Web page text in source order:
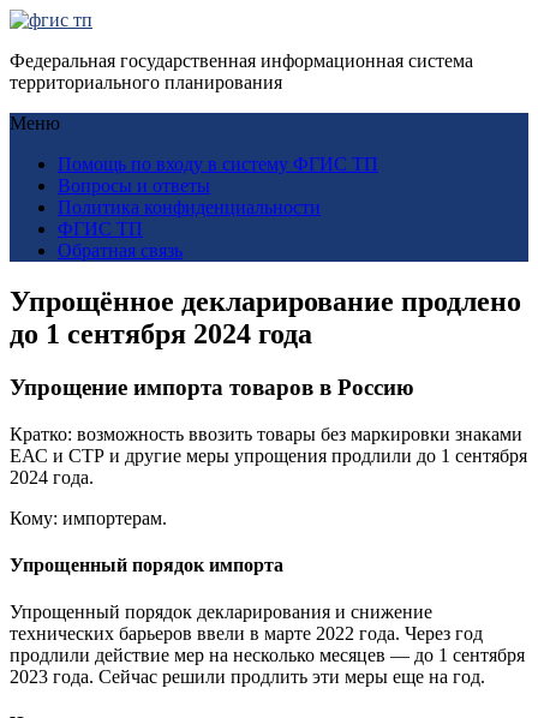
Федеральная государственная информационная система
территориального планирования
Меню
Помощь по входу в систему ФГИС ТП
Вопросы и ответы
Политика конфиденциальности
ФГИС ТП
Обратная связь
Упрощённое декларирование продлено
до 1 сентября 2024 года
Упрощение импорта товаров в Россию
Кратко: возможность ввозить товары без маркировки знаками
ЕАС и СТР и другие меры упрощения продлили до 1 сентября
2024 года.
Кому: импортерам.
Упрощенный порядок импорта
Упрощенный порядок декларирования и снижение
технических барьеров ввели в марте 2022 года. Через год
продлили действие мер на несколько месяцев — до 1 сентября
2023 года. Сейчас решили продлить эти меры еще на год.